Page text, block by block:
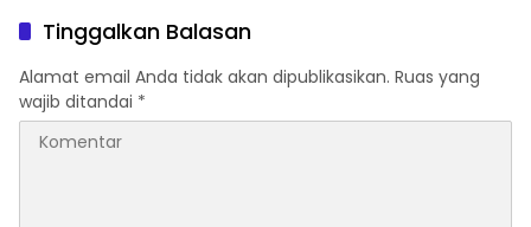
Pengeroyokan
Tinggalkan Balasan
Alamat email Anda tidak akan dipublikasikan. Ruas yang
wajib ditandai *